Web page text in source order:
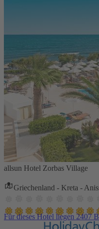
allsun Hotel Zorbas Village
Griechenland - Kreta -
Für dieses Hotel liegen 2407